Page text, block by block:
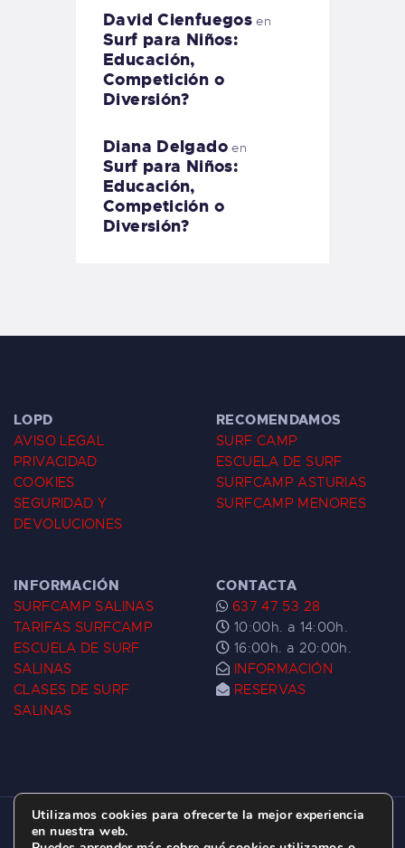
David Cienfuegos en
Surf para Niños:
Educación,
Competición o
Diversión?
Diana Delgadoen
Surf para Niños:
Educación,
Competición o
Diversión?
LOPD
AVISO LEGAL
PRIVACIDAD
COOKIES
SEGURIDAD Y
DEVOLUCIONES
RECOMENDAMOS
SURF CAMP
ESCUELA DE SURF
SURFCAMP ASTURIAS
SURFCAMP MENORES
INFORMACIÓN
SURFCAMP SALINAS
TARIFAS SURFCAMP
ESCUELA DE SURF
SALINAS
CLASES DE SURF
SALINAS
CONTACTA
637 47 53 28
10:00h. a 14:00h.
16:00h. a 20:00h.
INFORMACIÓN
RESERVAS
ESCUELA DE SURF LAS DUNAS ©
2026.
Utilizamos cookies para ofrecerte la mejor experiencia
en nuestra web.